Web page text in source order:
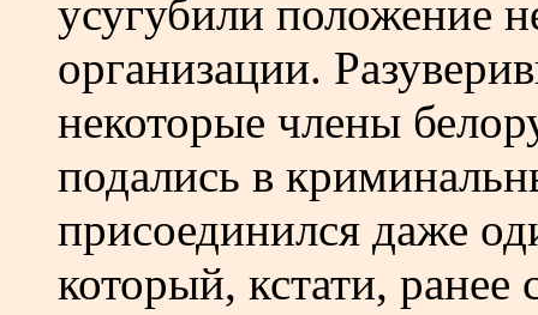
усугубили положение
организации.
некоторые члены
подались в
присоединился даже
который, кстати, ранее